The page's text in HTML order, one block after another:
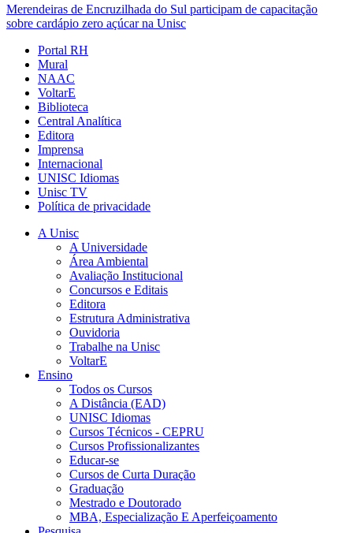
Merendeiras de Encruzilhada do Sul participam de capacitação
sobre cardápio zero açúcar na Unisc
Portal RH
Mural
NAAC
VoltarE
Biblioteca
Central Analítica
Editora
Imprensa
Internacional
UNISC Idiomas
Unisc TV
Política de privacidade
A Unisc
A Universidade
Área Ambiental
Avaliação Institucional
Concursos e Editais
Editora
Estrutura Administrativa
Ouvidoria
Trabalhe na Unisc
VoltarE
Ensino
Todos os Cursos
A Distância (EAD)
UNISC Idiomas
Cursos Técnicos - CEPRU
Cursos Profissionalizantes
Educar-se
Cursos de Curta Duração
Graduação
Mestrado e Doutorado
MBA, Especialização E Aperfeiçoamento